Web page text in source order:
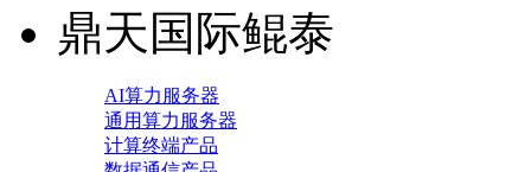
鼎天国际鲲泰
AI算力服务器
通用算力服务器
计算终端产品